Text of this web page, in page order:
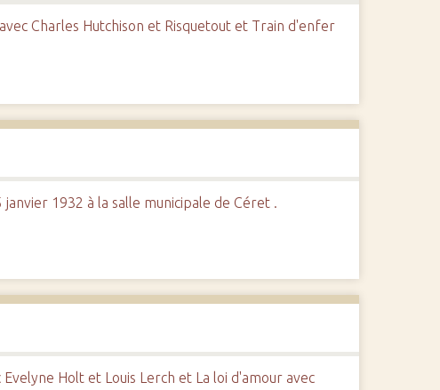
Charles Hutchison et Risquetout et Train d'enfer
1932 à la salle municipale de Céret .
Holt et Louis Lerch et La loi d'amour avec